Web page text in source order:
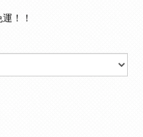
！！